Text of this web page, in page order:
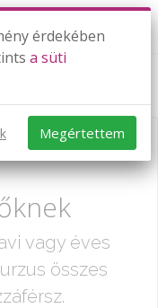
állam
vagy éves
összes
érdekében
a süti
Megértettem